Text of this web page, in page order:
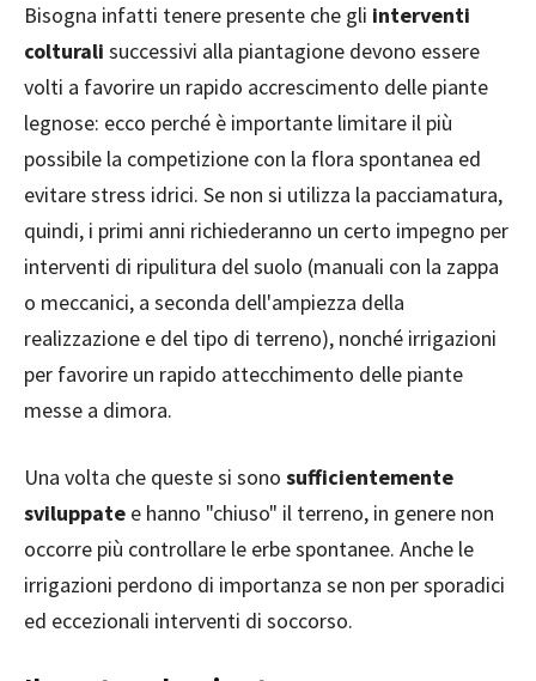
Bisogna infatti tenere presente che gli interventi
colturali successivi alla piantagione devono essere
volti a favorire un rapido accrescimento delle piante
legnose: ecco perché è importante limitare il più
possibile la competizione con la flora spontanea ed
evitare stress idrici. Se non si utilizza la pacciamatura,
quindi, i primi anni richiederanno un certo impegno per
interventi di ripulitura del suolo (manuali con la zappa
o meccanici, a seconda dell'ampiezza della
realizzazione e del tipo di terreno), nonché irrigazioni
per favorire un rapido attecchimento delle piante
messe a dimora.
Una volta che queste si sono sufficientemente
sviluppate e hanno "chiuso" il terreno, in genere non
occorre più controllare le erbe spontanee. Anche le
irrigazioni perdono di importanza se non per sporadici
ed eccezionali interventi di soccorso.